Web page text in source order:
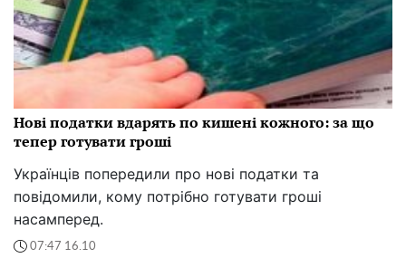
Нові податки вдарять по кишені кожного: за що
тепер готувати гроші
Українців попередили про нові податки та
повідомили, кому потрібно готувати гроші
насамперед.
07:47 16.10